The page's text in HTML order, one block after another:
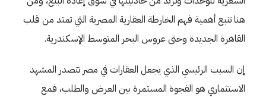
هنا تنبع أهمية فهم الخارطة العقارية المصرية التي تمتد من قلب
القاهرة الجديدة وحتى عروس البحر المتوسط الإسكندرية.
إن السبب الرئيسي الذي يجعل العقارات في مصر تتصدر المشهد
الاستثماري هو الفجوة المستمرة بين العرض والطلب، فمع